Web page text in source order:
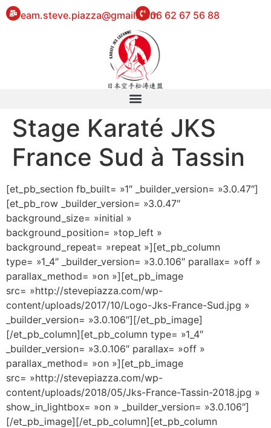
eam.steve.piazza@gmail.com06 62 67 56 88
Stage Karaté JKS
France Sud à Tassin
[et_pb_section fb_built= »1″ _builder_version= »3.0.47″]
[et_pb_row _builder_version= »3.0.47″
background_size= »initial »
background_position= »top_left »
background_repeat= »repeat »][et_pb_column
type= »1_4″ _builder_version= »3.0.106″ parallax= »off »
parallax_method= »on »][et_pb_image
src= »http://stevepiazza.com/wp-
content/uploads/2017/10/Logo-Jks-France-Sud.jpg »
_builder_version= »3.0.106″][/et_pb_image]
[/et_pb_column][et_pb_column type= »1_4″
_builder_version= »3.0.106″ parallax= »off »
parallax_method= »on »][et_pb_image
src= »http://stevepiazza.com/wp-
content/uploads/2018/05/Jks-France-Tassin-2018.jpg »
show_in_lightbox= »on » _builder_version= »3.0.106″]
[/et_pb_image][/et_pb_column][et_pb_column